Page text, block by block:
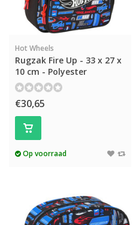
Hot Wheels
Rugzak Fire Up - 33 x 27 x
10 cm - Polyester
€30,65
Op voorraad